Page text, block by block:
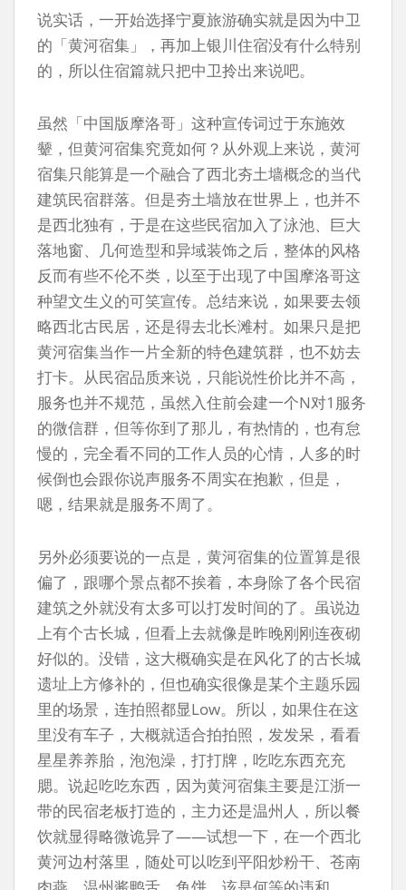
说实话，一开始选择宁夏旅游确实就是因为中卫
的「黄河宿集」，再加上银川住宿没有什么特别
的，所以住宿篇就只把中卫拎出来说吧。
虽然「中国版摩洛哥」这种宣传词过于东施效
颦，但黄河宿集究竟如何？从外观上来说，黄河
宿集只能算是一个融合了西北夯土墙概念的当代
建筑民宿群落。但是夯土墙放在世界上，也并不
是西北独有，于是在这些民宿加入了泳池、巨大
落地窗、几何造型和异域装饰之后，整体的风格
反而有些不伦不类，以至于出现了中国摩洛哥这
种望文生义的可笑宣传。总结来说，如果要去领
略西北古民居，还是得去北长滩村。如果只是把
黄河宿集当作一片全新的特色建筑群，也不妨去
打卡。从民宿品质来说，只能说性价比并不高，
服务也并不规范，虽然入住前会建一个N对1服务
的微信群，但等你到了那儿，有热情的，也有怠
慢的，完全看不同的工作人员的心情，人多的时
候倒也会跟你说声服务不周实在抱歉，但是，
嗯，结果就是服务不周了。
另外必须要说的一点是，黄河宿集的位置算是很
偏了，跟哪个景点都不挨着，本身除了各个民宿
建筑之外就没有太多可以打发时间的了。虽说边
上有个古长城，但看上去就像是昨晚刚刚连夜砌
好似的。没错，这大概确实是在风化了的古长城
遗址上方修补的，但也确实很像是某个主题乐园
里的场景，连拍照都显Low。所以，如果住在这
里没有车子，大概就适合拍拍照，发发呆，看看
星星养养胎，泡泡澡，打打牌，吃吃东西充充
腮。说起吃吃东西，因为黄河宿集主要是江浙一
带的民宿老板打造的，主力还是温州人，所以餐
饮就显得略微诡异了——试想一下，在一个西北
黄河边村落里，随处可以吃到平阳炒粉干、苍南